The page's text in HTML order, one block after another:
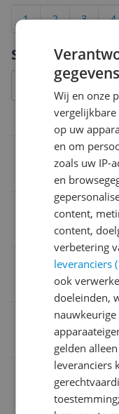
Specificaties
Wasvoorschrift
Geschikt voor
Wasbaar
4054703735901
Inhoud en
4
3
2
1
gegevens
Wij en onze
op uw
en om
zoals uw IP-
en
content,
content,
verbetering
leveranciers
ook
doeleinden,
nauwkeurige
gelden
leveranciers